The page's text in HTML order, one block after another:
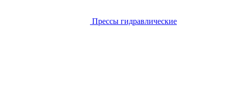
Прессы гидравлические